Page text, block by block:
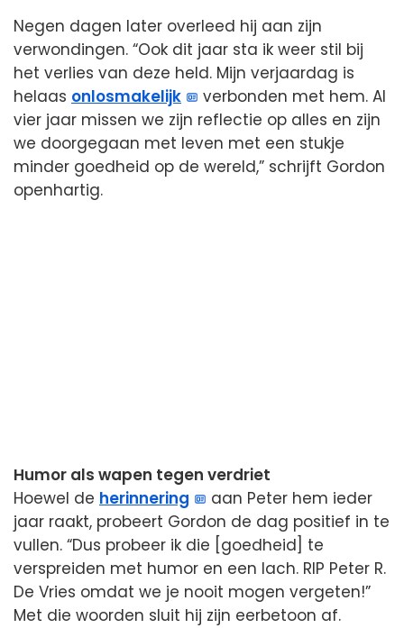
Negen dagen later overleed hij aan zijn
verwondingen. “Ook dit jaar sta ik weer stil bij
het verlies van deze held. Mijn verjaardag is
helaas onlosmakelijk
verbonden met hem. Al
vier jaar missen we zijn reflectie op alles en zijn
we doorgegaan met leven met een stukje
minder goedheid op de wereld,” schrijft Gordon
openhartig.
Humor als wapen tegen verdriet
Hoewel de herinnering
aan Peter hem ieder
jaar raakt, probeert Gordon de dag positief in te
vullen. “Dus probeer ik die [goedheid] te
verspreiden met humor en een lach. RIP Peter R.
De Vries omdat we je nooit mogen vergeten!”
Met die woorden sluit hij zijn eerbetoon af.